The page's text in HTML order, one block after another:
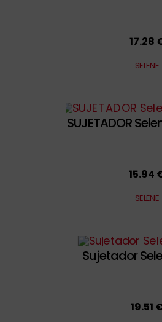
17.28
SELENE
SUJETADOR
15.94
SELENE
Sujetador
19.51